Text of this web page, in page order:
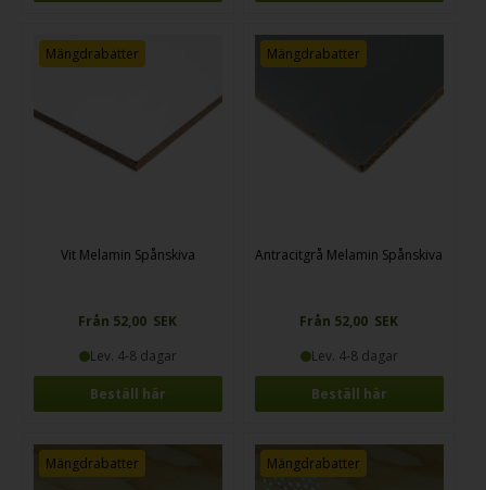
Mängdrabatter
Vit Melamin Spånskiva
Från 52,00 SEK
Lev. 4-8 dagar
Beställ här
Mängdrabatter
Antracitgrå Melamin Spånskiva
Från 52,00 SEK
Lev. 4-8 dagar
Beställ här
Mängdrabatter Mängdrabatter